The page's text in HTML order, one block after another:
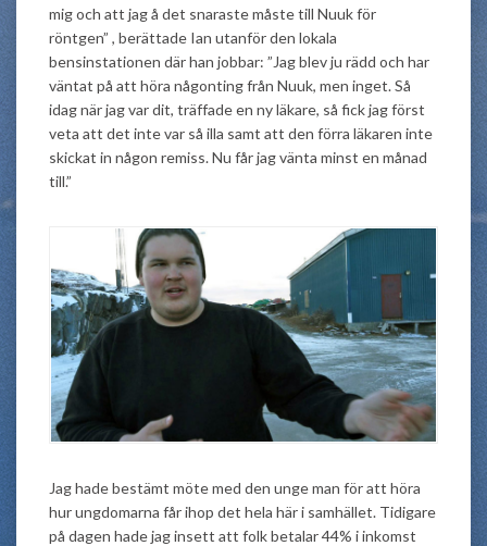
mig och att jag å det snaraste måste till Nuuk för
röntgen” , berättade Ian utanför den lokala
bensinstationen där han jobbar: ”Jag blev ju rädd och har
väntat på att höra någonting från Nuuk, men inget. Så
idag när jag var dit, träffade en ny läkare, så fick jag först
veta att det inte var så illa samt att den förra läkaren inte
skickat in någon remiss. Nu får jag vänta minst en månad
till.”
Jag hade bestämt möte med den unge man för att höra
hur ungdomarna får ihop det hela här i samhället. Tidigare
på dagen hade jag insett att folk betalar 44% i inkomst